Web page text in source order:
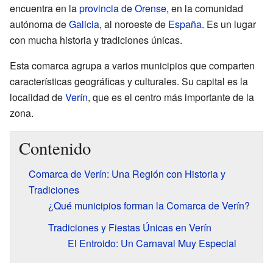
encuentra en laprovincia de Orense, en la comunidad
autónoma deGalicia, al noroeste de España. Es un lugar
con mucha historia y tradiciones únicas.
Esta comarca agrupa a varios municipios que comparten
características geográficas y culturales. Su capital es la
localidad deVerín, que es el centro más importante de la
zona.
Contenido
Comarca de Verín: Una Región con Historia y
Tradiciones
¿Qué municipios forman la Comarca de Verín?
Tradiciones y Fiestas Únicas en Verín
El Entroido: Un Carnaval Muy Especial